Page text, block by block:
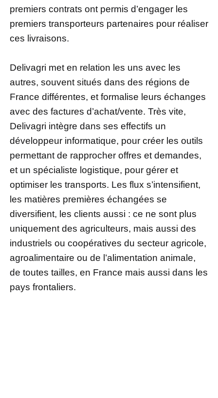
premiers contrats ont permis d’engager les
premiers transporteurs partenaires pour réaliser
ces livraisons.
Delivagri met en relation les uns avec les
autres, souvent situés dans des régions de
France différentes, et formalise leurs échanges
avec des factures d’achat/vente. Très vite,
Delivagri intègre dans ses effectifs un
développeur informatique, pour créer les outils
permettant de rapprocher offres et demandes,
et un spécialiste logistique, pour gérer et
optimiser les transports. Les flux s’intensifient,
les matières premières échangées se
diversifient, les clients aussi : ce ne sont plus
uniquement des agriculteurs, mais aussi des
industriels ou coopératives du secteur agricole,
agroalimentaire ou de l’alimentation animale,
de toutes tailles, en France mais aussi dans les
pays frontaliers.